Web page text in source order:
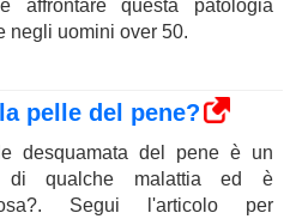
affrontare questa patologia
negli uomini over 50.
pelle del pene?
desquamata del pene è un
di qualche malattia ed è
Segui l'articolo per